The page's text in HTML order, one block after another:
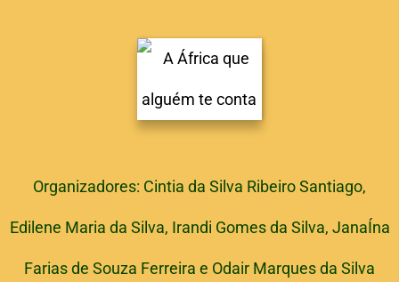
Organizadores: Cintia da Silva Ribeiro Santiago,
Edilene Maria da Silva, Irandi Gomes da Silva, JanaÍna
Farias de Souza Ferreira e Odair Marques da Silva